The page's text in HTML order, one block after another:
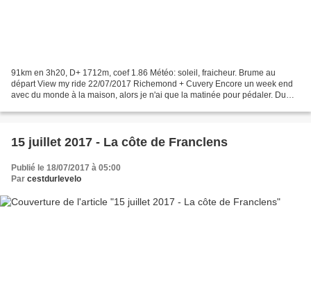
91km en 3h20, D+ 1712m, coef 1.86 Météo: soleil, fraicheur. Brume au
départ View my ride 22/07/2017 Richemond + Cuvery Encore un week end
avec du monde à la maison, alors je n'ai que la matinée pour pédaler. Du
15 juillet 2017 - La côte de Franclens
Publié le 18/07/2017 à 05:00
Par cestdurlevelo